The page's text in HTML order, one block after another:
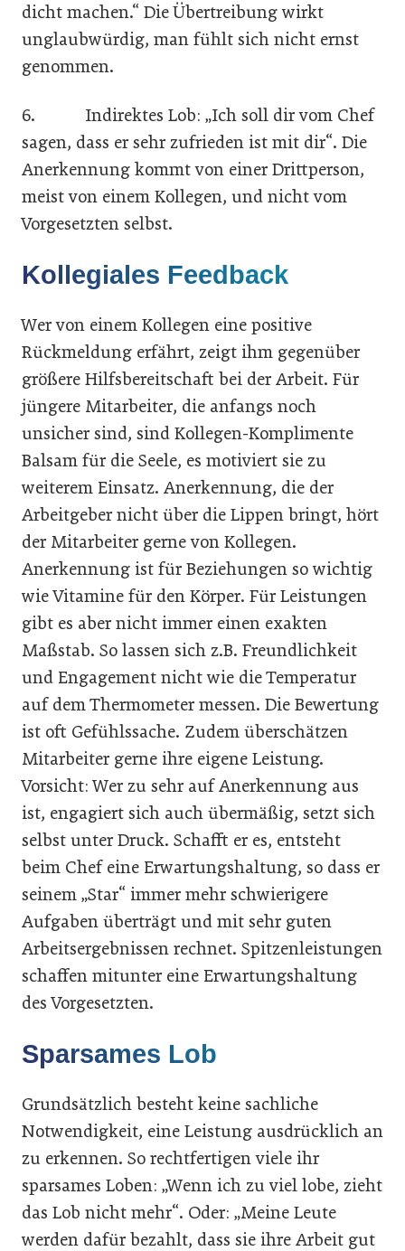
dicht machen.“ Die Übertreibung wirkt
unglaubwürdig, man fühlt sich nicht ernst
genommen.
6. Indirektes Lob: „Ich soll dir vom Chef
sagen, dass er sehr zufrieden ist mit dir“. Die
Anerkennung kommt von einer Drittperson,
meist von einem Kollegen, und nicht vom
Vorgesetzten selbst.
Kollegiales Feedback
Wer von einem Kollegen eine positive
Rückmeldung erfährt, zeigt ihm gegenüber
größere Hilfsbereitschaft bei der Arbeit. Für
jüngere Mitarbeiter, die anfangs noch
unsicher sind, sind Kollegen-Komplimente
Balsam für die Seele, es motiviert sie zu
weiterem Einsatz. Anerkennung, die der
Arbeitgeber nicht über die Lippen bringt, hört
der Mitarbeiter gerne von Kollegen.
Anerkennung ist für Beziehungen so wichtig
wie Vitamine für den Körper. Für Leistungen
gibt es aber nicht immer einen exakten
Maßstab. So lassen sich z.B. Freundlichkeit
und Engagement nicht wie die Temperatur
auf dem Thermometer messen. Die Bewertung
ist oft Gefühlssache. Zudem überschätzen
Mitarbeiter gerne ihre eigene Leistung.
Vorsicht: Wer zu sehr auf Anerkennung aus
ist, engagiert sich auch übermäßig, setzt sich
selbst unter Druck. Schafft er es, entsteht
beim Chef eine Erwartungshaltung, so dass er
seinem „Star“ immer mehr schwierigere
Aufgaben überträgt und mit sehr guten
Arbeitsergebnissen rechnet. Spitzenleistungen
schaffen mitunter eine Erwartungshaltung
des Vorgesetzten.
Sparsames Lob
Grundsätzlich besteht keine sachliche
Notwendigkeit, eine Leistung ausdrücklich an
zu erkennen. So rechtfertigen viele ihr
sparsames Loben: „Wenn ich zu viel lobe, zieht
das Lob nicht mehr“. Oder: „Meine Leute
werden dafür bezahlt, dass sie ihre Arbeit gut